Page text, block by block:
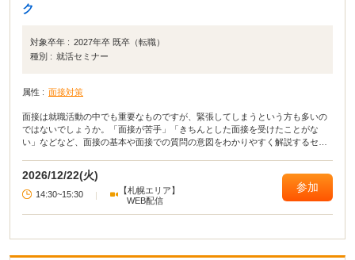
ク
対象卒年 : 2027年卒 既卒（転職）
種別 : 就活セミナー
属性 : 面接対策
面接は就職活動の中でも重要なものですが、緊張してしまうという方も多いの
ではないでしょうか。「面接が苦手」「きちんとした面接を受けたことがな
い」などなど、面接の基本や面接での質問の意図をわかりやすく解説するセミ
2026/12/22(火)
14:30~15:30
【札幌エリア】
WEB配信
参加